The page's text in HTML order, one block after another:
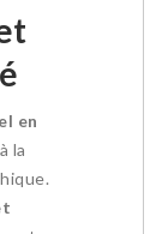
en
la